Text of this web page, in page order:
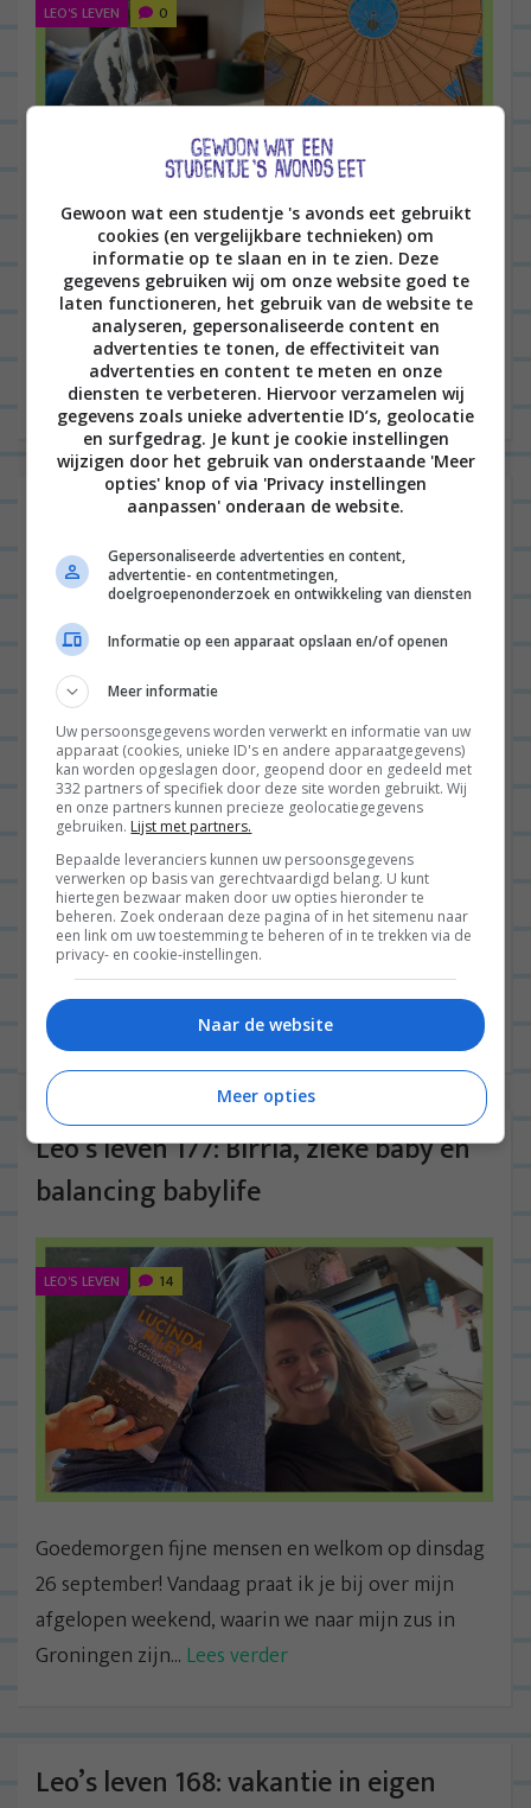
LEO'S LEVEN 0
Goedemorgen fijne mensen en welkom op
dinsdagochtend 10 oktober! Het is een zonnige
dag en ik ben al sinds 7 uur vanochtend in de weer,
maar...Lees verder
Eten bestellen in Haarlem: dit zijn de
beste restaurants
ALGEMEEN 47
Hallo beste mensen! Ben jij zo iemand die
regelmatig een hapje bestelt in Haarlem? Dan heb
ik vandaag een fijne blogpost voor je. Ik ben
namelijk...
Lees verder
Leo’s leven 177: Birria, zieke baby en
balancing babylife
LEO'S LEVEN 14
Goedemorgen fijne mensen en welkom op dinsdag
26 september! Vandaag praat ik je bij over mijn
afgelopen weekend, waarin we naar mijn zus in
Groningen zijn... Lees verder
Leo’s leven 168: vakantie in eigen
Gewoon wat een studentje 's avonds eet gebruikt
cookies (en vergelijkbare technieken) om
informatie op te slaan en in te zien. Deze
gegevens gebruiken wij om onze website goed te
laten functioneren, het gebruik van de website te
analyseren, gepersonaliseerde content en
advertenties te tonen, de effectiviteit van
advertenties en content te meten en onze
diensten te verbeteren. Hiervoor verzamelen wij
gegevens zoals unieke advertentie ID’s, geolocatie
en surfgedrag. Je kunt je cookie instellingen
wijzigen door het gebruik van onderstaande 'Meer
opties' knop of via 'Privacy instellingen
aanpassen' onderaan de website.
Gepersonaliseerde advertenties en content,
advertentie- en contentmetingen,
doelgroepenonderzoek en ontwikkeling van diensten
Informatie op een apparaat opslaan en/of openen
Meer informatie
Uw persoonsgegevens worden verwerkt en informatie van uw
apparaat (cookies, unieke ID's en andere apparaatgegevens)
kan worden opgeslagen door, geopend door en gedeeld met
332 partners of specifiek door deze site worden gebruikt. Wij
en onze partners kunnen precieze geolocatiegegevens
gebruiken. Lijst met partners.
Bepaalde leveranciers kunnen uw persoonsgegevens
verwerken op basis van gerechtvaardigd belang. U kunt
hiertegen bezwaar maken door uw opties hieronder te
beheren. Zoek onderaan deze pagina of in het sitemenu naar
een link om uw toestemming te beheren of in te trekken via de
privacy- en cookie-instellingen.
Naar de website
Meer opties